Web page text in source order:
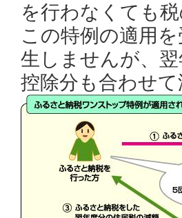
を行わなくても
この特例の適用
生しませんが、
控除分も合わせ